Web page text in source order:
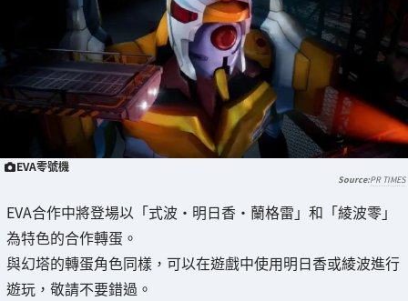
EVA零號機
PR TIMES
EVA合作中將登場以「式波·明日香·蘭格雷」和「綾波零」
為特色的合作轉蛋。
與幻塔的轉蛋角色同樣，可以在遊戲中使用明日香或綾波進行
遊玩，敬請不要錯過。